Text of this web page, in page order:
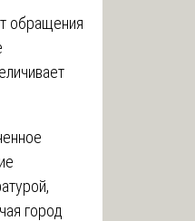
обращения
город